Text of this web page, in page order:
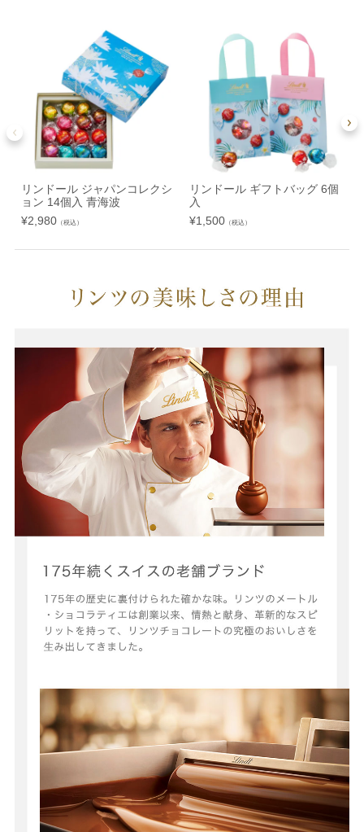
リンドール ジャパンコレクシ
ョン 14個入 青海波
¥2,980（税込）
リンドール ギフトバッグ 6個
入
¥1,500（税込）